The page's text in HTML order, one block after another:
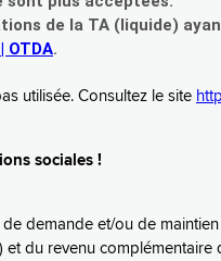
de la TA (liquide)
OTDA.
utilisée. Consultez le site
sociales !
demande et/ou de
du revenu